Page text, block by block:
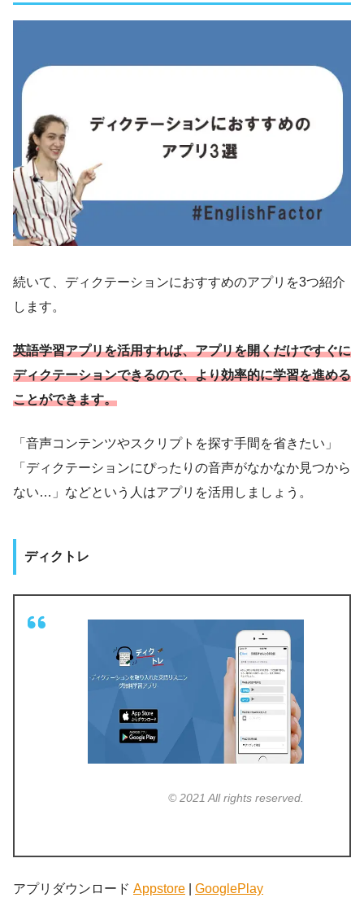
続いて、ディクテーションにおすすめのアプリを3つ紹介
します。
英語学習アプリを活用すれば、アプリを開くだけですぐに
ディクテーションできるので、より効率的に学習を進める
ことができます。
「音声コンテンツやスクリプトを探す手間を省きたい」
「ディクテーションにぴったりの音声がなかなか見つから
ない…」などという人はアプリを活用しましょう。
ディクトレ
© 2021 All rights reserved.
アプリダウンロード Appstore GooglePlay